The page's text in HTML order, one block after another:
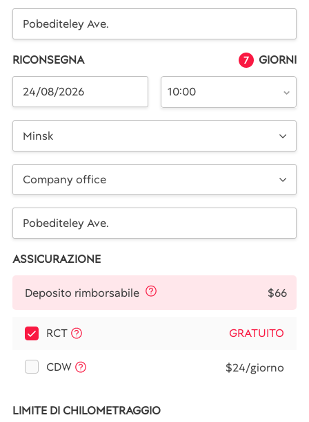
RICONSEGNA 7 GIORNI
10:00
Minsk
Company office
ASSICURAZIONE
Deposito rimborsabile $66
RCT GRATUITO
CDW $24/giorno
LIMITE DI CHILOMETRAGGIO